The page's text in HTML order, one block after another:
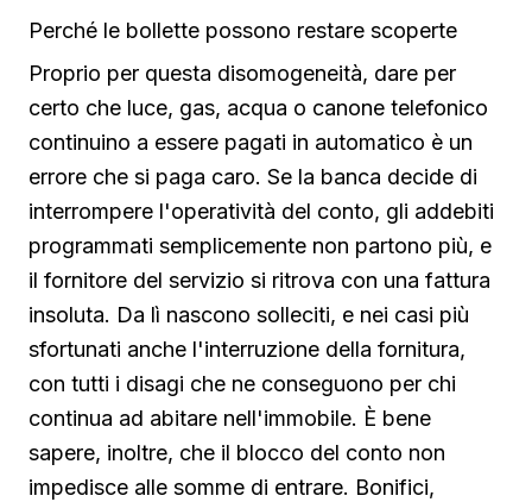
Perché le bollette possono restare scoperte
Proprio per questa disomogeneità, dare per
certo che luce, gas, acqua o canone telefonico
continuino a essere pagati in automatico è un
errore che si paga caro. Se la banca decide di
interrompere l'operatività del conto, gli addebiti
programmati semplicemente non partono più, e
il fornitore del servizio si ritrova con una fattura
insoluta. Da lì nascono solleciti, e nei casi più
sfortunati anche l'interruzione della fornitura,
con tutti i disagi che ne conseguono per chi
continua ad abitare nell'immobile. È bene
sapere, inoltre, che il blocco del conto non
impedisce alle somme di entrare. Bonifici,